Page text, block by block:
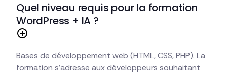
Quel niveau requis pour la formation
WordPress + IA ?
Bases de développement web (HTML, CSS, PHP). La
formation s'adresse aux développeurs souhaitant